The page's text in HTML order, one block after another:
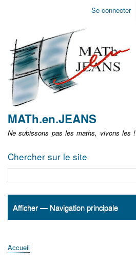
Aller
non
identifié
Se connecter
MATh.en.JEANS
Ne subissons pas les maths, vivons les !
Chercher sur le site
Navigation
Afficher — Navigation principale
Accueil
ActualitésMATh.en.JEANS ?
Régions et Ateliers
Créer, gérer un atelier
Sujets/Publications
Congrès
Accueil